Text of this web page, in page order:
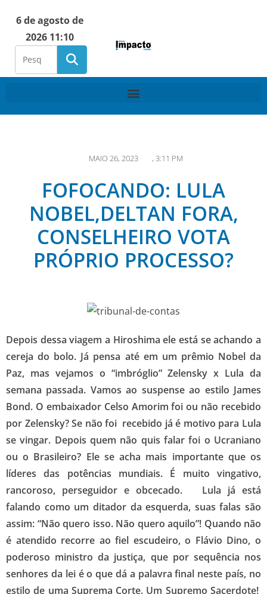
6 de agosto de
2026 11:10
MAIO 26, 2023 , 3:11 PM
FOFOCANDO: LULA
NOBEL,DELTAN FORA,
CONSELHEIRO VOTA
PRÓPRIO PROCESSO?
Depois dessa viagem a Hiroshima ele está se achando a
cereja do bolo. Já pensa até em um prêmio Nobel da
Paz, mas vejamos o “imbróglio” Zelensky x Lula da
semana passada. Vamos ao suspense ao estilo James
Bond. O embaixador Celso Amorim foi ou não recebido
por Zelensky? Se não foi recebido já é motivo para Lula
se vingar. Depois quem não quis falar foi o Ucraniano
ou o Brasileiro? Ele se acha mais importante que os
líderes das potências mundiais. É muito vingativo,
rancoroso, perseguidor e obcecado. Lula já está
falando como um ditador da esquerda, suas falas são
assim: “Não quero isso. Não quero aquilo”! Quando não
é atendido recorre ao fiel escudeiro, o Flávio Dino, o
poderoso ministro da justiça, que por sequência nos
senhores da lei é o que dá a palavra final neste país, no
estilo de uma Suprema Corte. Um Supremo Sacerdote!